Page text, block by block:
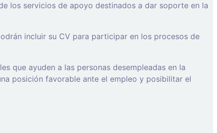
los servicios de apoyo destinados a dar soporte en la
incluir su CV para participar en los procesos de
que ayuden a las personas desempleadas en la
posición favorable ante el empleo y posibilitar el